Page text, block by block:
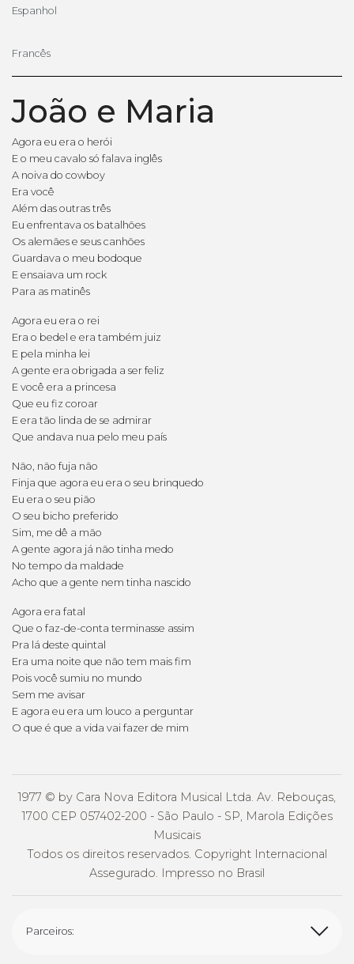
Espanhol
Francês
João e Maria
Agora eu era o herói
E o meu cavalo só falava inglês
A noiva do cowboy
Era você
Além das outras três
Eu enfrentava os batalhões
Os alemães e seus canhões
Guardava o meu bodoque
E ensaiava um rock
Para as matinês
Agora eu era o rei
Era o bedel e era também juiz
E pela minha lei
A gente era obrigada a ser feliz
E você era a princesa
Que eu fiz coroar
E era tão linda de se admirar
Que andava nua pelo meu país
Não, não fuja não
Finja que agora eu era o seu brinquedo
Eu era o seu pião
O seu bicho preferido
Sim, me dê a mão
A gente agora já não tinha medo
No tempo da maldade
Acho que a gente nem tinha nascido
Agora era fatal
Que o faz-de-conta terminasse assim
Pra lá deste quintal
Era uma noite que não tem mais fim
Pois você sumiu no mundo
Sem me avisar
E agora eu era um louco a perguntar
O que é que a vida vai fazer de mim
1977 © by Cara Nova Editora Musical Ltda. Av. Rebouças,
1700 CEP 057402-200 - São Paulo - SP, Marola Edições
Musicais
Todos os direitos reservados. Copyright Internacional
Assegurado. Impresso no Brasil
Parceiros: